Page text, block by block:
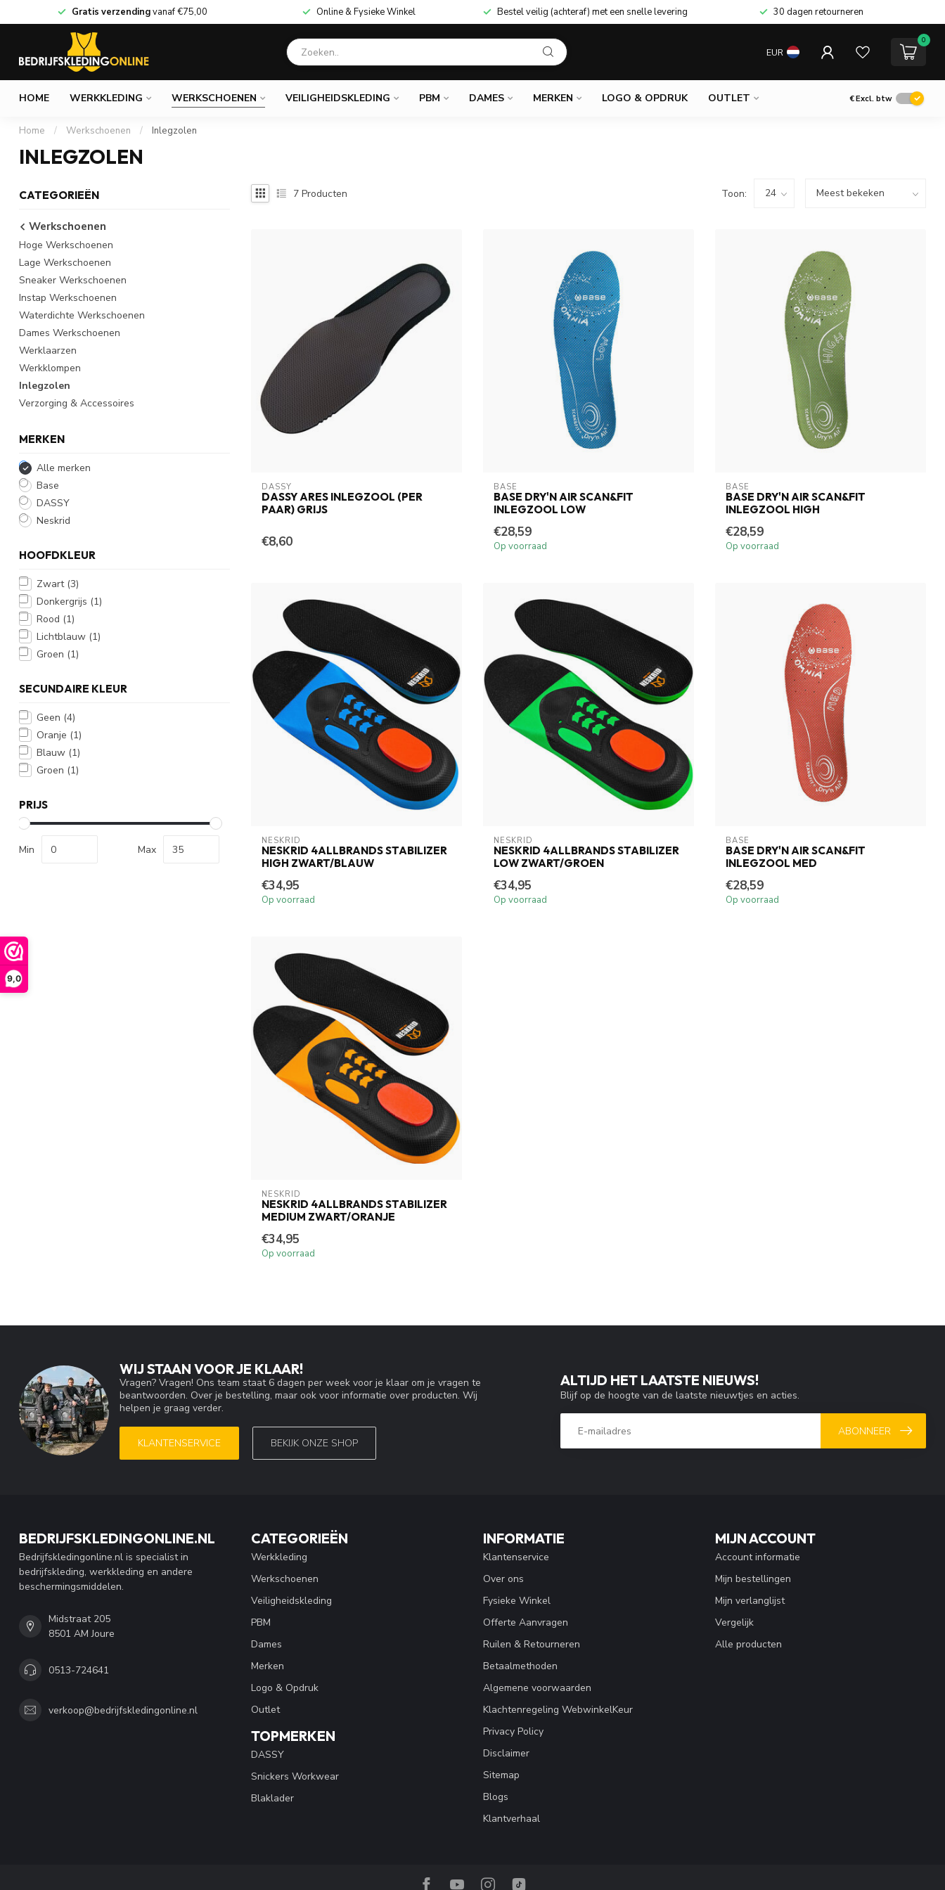
9,0
Gratis verzendingvanaf€75,00 Online & Fysieke Winkel Bestel veilig (achteraf) met een snelle levering 30 dagen retourneren
EUR
0
HOME WERKKLEDING WERKSCHOENEN VEILIGHEIDSKLEDING PBM DAMES MERKEN LOGO & OPDRUK OUTLET €Excl. btw
Home / Werkschoenen / Inlegzolen
INLEGZOLEN
CATEGORIEËN
Werkschoenen
Hoge Werkschoenen
Lage Werkschoenen
Sneaker Werkschoenen
Instap Werkschoenen
Waterdichte Werkschoenen
Dames Werkschoenen
Werklaarzen
Werkklompen
Inlegzolen
Verzorging & Accessoires
MERKEN
Alle merken
Base
DASSY
Neskrid
HOOFDKLEUR
Zwart (3)
Donkergrijs (1)
Rood (1)
Lichtblauw (1)
Groen (1)
SECUNDAIRE KLEUR
Geen (4)
Oranje (1)
Blauw (1)
Groen (1)
PRIJS
Min Max
7 Producten Toon:
DASSY
DASSY ARES INLEGZOOL (PER
PAAR) GRIJS
€8,60
BASE
BASE DRY'N AIR SCAN&FIT
INLEGZOOL LOW
€28,59
Op voorraad
BASE
BASE DRY'N AIR SCAN&FIT
INLEGZOOL HIGH
€28,59
Op voorraad
NESKRID
NESKRID 4ALLBRANDS STABILIZER
HIGH ZWART/BLAUW
€34,95
Op voorraad
NESKRID
NESKRID 4ALLBRANDS STABILIZER
LOW ZWART/GROEN
€34,95
Op voorraad
BASE
BASE DRY'N AIR SCAN&FIT
INLEGZOOL MED
€28,59
Op voorraad
NESKRID
NESKRID 4ALLBRANDS STABILIZER
MEDIUM ZWART/ORANJE
€34,95
Op voorraad
WIJ STAAN VOOR JE KLAAR!
Vragen? Vragen! Ons team staat 6 dagen per week voor je klaar om je vragen te
beantwoorden. Over je bestelling, maar ook voor informatie over producten. Wij
helpen je graag verder.
KLANTENSERVICE BEKIJK ONZE SHOP
ALTIJD HET LAATSTE NIEUWS!
Blijf op de hoogte van de laatste nieuwtjes en acties.
ABONNEER
BEDRIJFSKLEDINGONLINE.NL
Bedrijfskledingonline.nl is specialist in
bedrijfskleding, werkkleding en andere
beschermingsmiddelen.
Midstraat 205
8501 AM Joure
0513-724641
verkoop@bedrijfskledingonline.nl
CATEGORIEËN
Werkkleding
Werkschoenen
Veiligheidskleding
PBM
Dames
Merken
Logo & Opdruk
Outlet
TOPMERKEN
DASSY
Snickers Workwear
Blaklader
INFORMATIE
Klantenservice
Over ons
Fysieke Winkel
Offerte Aanvragen
Ruilen & Retourneren
Betaalmethoden
Algemene voorwaarden
Klachtenregeling WebwinkelKeur
Privacy Policy
Disclaimer
Sitemap
Blogs
Klantverhaal
MIJN ACCOUNT
Account informatie
Mijn bestellingen
Mijn verlanglijst
Vergelijk
Alle producten